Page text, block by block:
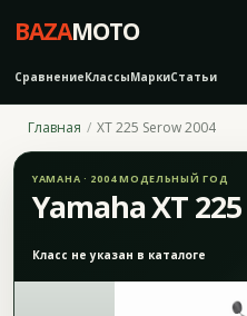
BAZAMOTO
СравнениеКлассыМаркиСтатьи
Главная XT 225 Serow 2004
YAMAHA · 2004 МОДЕЛЬНЫЙ ГОД
Yamaha XT
Класс не указан в каталоге